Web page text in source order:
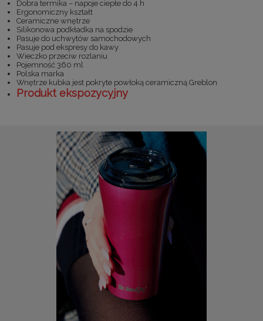
Dobra termika – napoje ciepłe do 4 h
Ergonomiczny kształt
Ceramiczne wnętrze
Silikonowa podkładka na spodzie
Pasuje do uchwytów samochodowych
Pasuje pod ekspresy do kawy
Wieczko przeciw rozlaniu
Pojemność 360 ml
Polska marka
Wnętrze kubka jest pokryte powłoką ceramiczną Greblon
Produkt ekspozycyjny